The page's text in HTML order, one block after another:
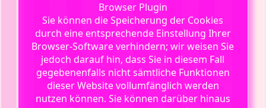
Browser Plugin
Sie können die Speicherung der Cookies
durch eine entsprechende Einstellung Ihrer
Browser-Software verhindern; wir weisen Sie
jedoch darauf hin, dass Sie in diesem Fall
gegebenenfalls nicht sämtliche Funktionen
dieser Website vollumfänglich werden
nutzen können. Sie können darüber hinaus